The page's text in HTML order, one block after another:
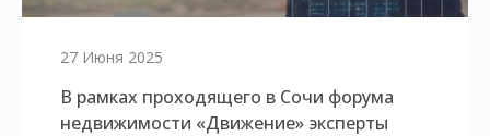
27 Июня 2025
В рамках проходящего в Сочи форума
недвижимости «Движение» эксперты